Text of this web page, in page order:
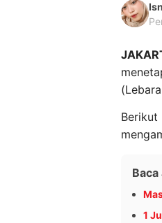
Berikut
Baca
1